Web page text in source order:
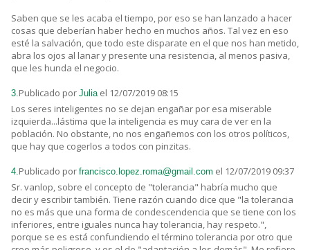
Saben que se les acaba el tiempo, por eso se han lanzado a hacer
cosas que deberían haber hecho en muchos años. Tal vez en eso
esté la salvación, que todo este disparate en el que nos han metido,
abra los ojos al lanar y presente una resistencia, al menos pasiva,
que les hunda el negocio.
3. Publicado por Julia el 12/07/2019 08:15
Los seres inteligentes no se dejan engañar por esa miserable
izquierda...lástima que la inteligencia es muy cara de ver en la
población. No obstante, no nos engañemos con los otros políticos,
que hay que cogerlos a todos con pinzitas.
4. Publicado por francisco.lopez.roma@gmail.com el 12/07/2019 09:37
Sr. vanlop, sobre el concepto de "tolerancia" habría mucho que
decir y escribir también. Tiene razón cuando dice que "la tolerancia
no es más que una forma de condescendencia que se tiene con los
inferiores, entre iguales nunca hay tolerancia, hay respeto.",
porque se es está confundiendo el término tolerancia por otro que